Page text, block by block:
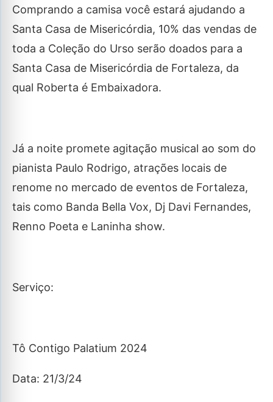
Comprando a camisa você estará ajudando a
Santa Casa de Misericórdia, 10% das vendas de
toda a Coleção do Urso serão doados para a
Santa Casa de Misericórdia de Fortaleza, da
qual Roberta é Embaixadora.
Já a noite promete agitação musical ao som do
pianista Paulo Rodrigo, atrações locais de
renome no mercado de eventos de Fortaleza,
tais como Banda Bella Vox, Dj Davi Fernandes,
Renno Poeta e Laninha show.
Serviço:
Tô Contigo Palatium 2024
Data: 21/3/24